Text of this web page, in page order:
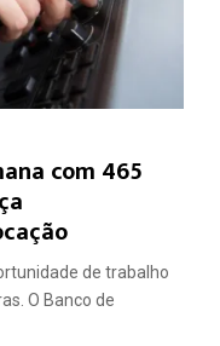
com 465
de trabalho
O Banco de